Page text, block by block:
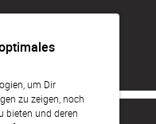
um Dir
zu zeigen, noch
bieten und deren